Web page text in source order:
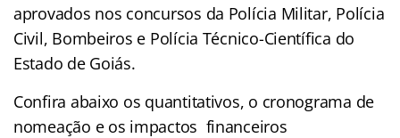
aprovados nos concursos da Polícia Militar, Polícia
Civil, Bombeiros e Polícia Técnico-Científica do
Estado de Goiás.
Confira abaixo os quantitativos, o cronograma de
nomeação e os impactos financeiros